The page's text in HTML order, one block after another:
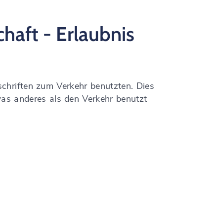
- Erlaubnis
zum Verkehr benutzten. Dies
anderes als den Verkehr benutzt